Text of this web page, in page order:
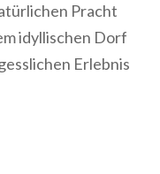
Pracht
idyllischen Dorf
Erlebnis